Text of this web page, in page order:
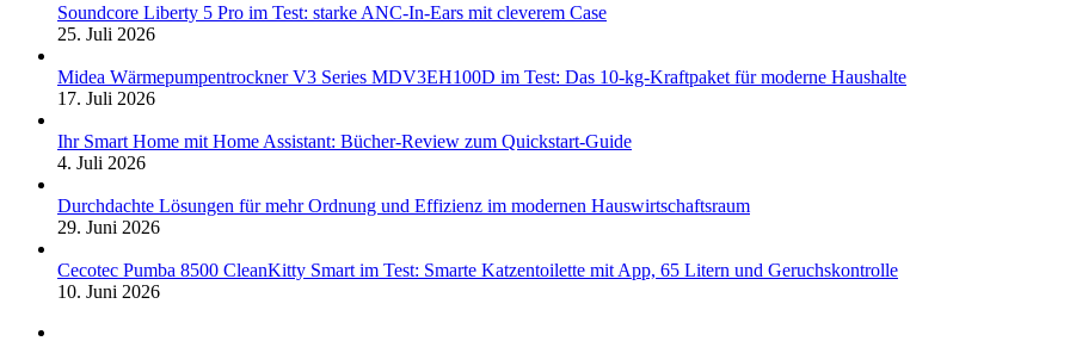
Soundcore Liberty 5 Pro im Test: starke ANC-In-Ears mit cleverem Case
25. Juli 2026
Midea Wärmepumpentrockner V3 Series MDV3EH100D im Test: Das 10-kg-Kraftpaket für moderne Haushalte
17. Juli 2026
Ihr Smart Home mit Home Assistant: Bücher-Review zum Quickstart-Guide
4. Juli 2026
Durchdachte Lösungen für mehr Ordnung und Effizienz im modernen Hauswirtschaftsraum
29. Juni 2026
Cecotec Pumba 8500 CleanKitty Smart im Test: Smarte Katzentoilette mit App, 65 Litern und Geruchskontrolle
10. Juni 2026